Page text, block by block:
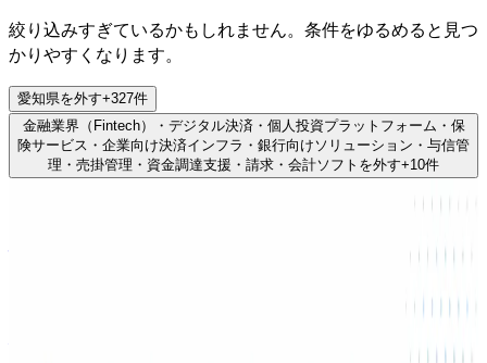
絞り込みすぎているかもしれません。条件をゆるめると見つ
かりやすくなります。
愛知県を外す+327件
金融業界（Fintech）・デジタル決済・個人投資プラットフォーム・保
険サービス・企業向け決済インフラ・銀行向けソリューション・与信管
理・売掛管理・資金調達支援・請求・会計ソフト を外す+10件